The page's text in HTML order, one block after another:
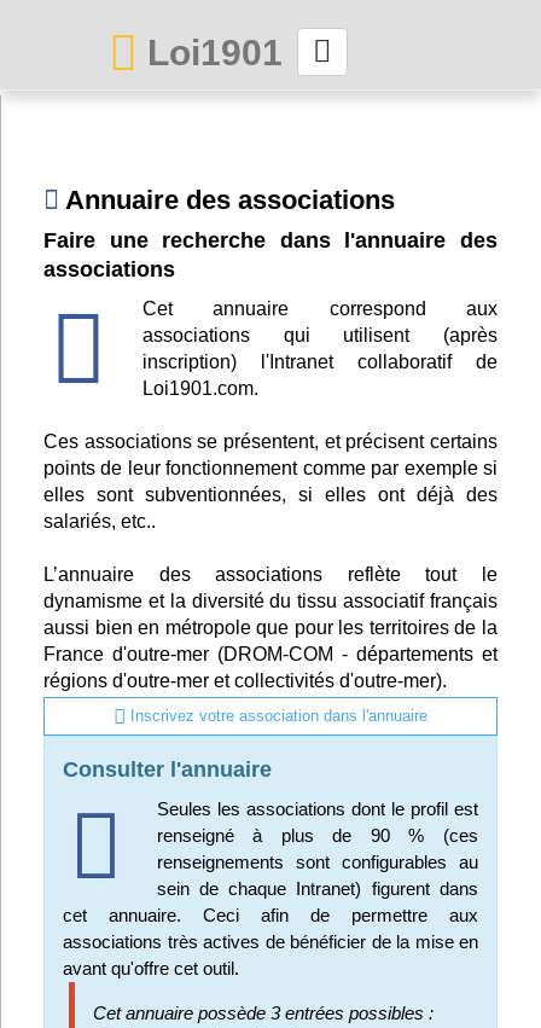
Loi1901
Abonnez-vous à LettrAsso
Menu général
ServiceAsso
Partager
VieAsso
Infos
Divers
Abo Lettrasso
Désabo Lettrasso
Nous contacter
Annuaire des associations
Faire une recherche dans l'annuaire des
associations
Cet annuaire correspond aux
associations qui utilisent (après
inscription) l'Intranet collaboratif de
Loi1901.com.
Ces associations se présentent, et précisent certains
points de leur fonctionnement comme par exemple si
elles sont subventionnées, si elles ont déjà des
salariés, etc..
L’annuaire des associations reflète tout le
dynamisme et la diversité du tissu associatif français
aussi bien en métropole que pour les territoires de la
France d'outre-mer (DROM-COM - départements et
régions d'outre-mer et collectivités d'outre-mer).
Inscrivez votre association dans l'annuaire
Consulter l'annuaire
Seules les associations dont le profil est
renseigné à plus de 90 % (ces
renseignements sont configurables au
sein de chaque Intranet) figurent dans
cet annuaire. Ceci afin de permettre aux
associations très actives de bénéficier de la mise en
avant qu'offre cet outil.
Cet annuaire possède 3 entrées possibles :